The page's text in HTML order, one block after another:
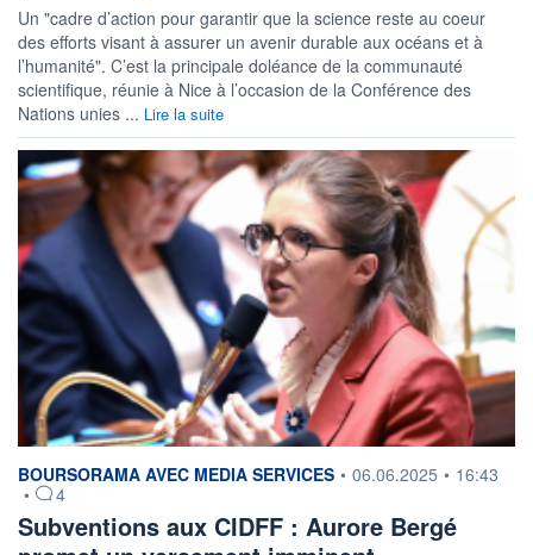
Un "cadre d’action pour garantir que la science reste au coeur
des efforts visant à assurer un avenir durable aux océans et à
l’humanité". C’est la principale doléance de la communauté
scientifique, réunie à Nice à l’occasion de la Conférence des
Nations unies ... Lire la suite
information fournie par
BOURSORAMA AVEC MEDIA SERVICES • 06.06.2025 • 16:43
•
4
Subventions aux CIDFF : Aurore Bergé